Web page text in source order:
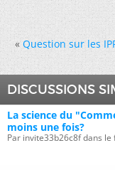
« Question sur les
DISCUSSIONS
La science du
moins une fois?
Par invite33b26c8f dans